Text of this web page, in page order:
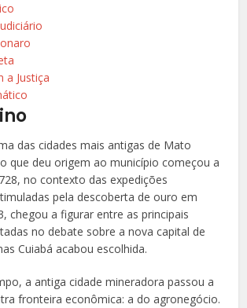
a Justiça
das cidades mais antigas de Mato
que deu origem ao município começou a
no contexto das expedições
pela descoberta de ouro em
chegou a figurar entre as principais
no debate sobre a nova capital de
Cuiabá acabou escolhida.
a antiga cidade mineradora passou a
fronteira econômica: a do agronegócio.